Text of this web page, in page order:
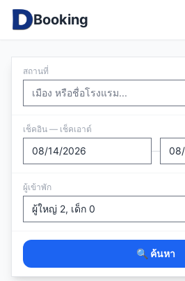
Booking
สถานที่
เช็คอิน — เช็คเอาต์
—
ผู้เข้าพัก
🔍 ค้นหา